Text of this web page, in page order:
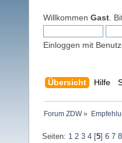
Willkommen Gast .
Einloggen mit
Übersicht Hilfe
Forum ZDW»
Seiten: 1 2 3 4[5] 6 7 8